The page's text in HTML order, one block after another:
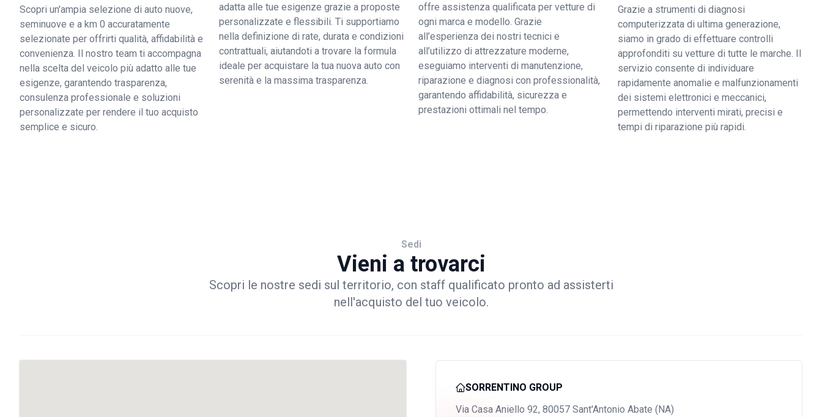
Scopri un'ampia selezione di auto nuove,
seminuove e a km 0 accuratamente
selezionate per offrirti qualità, affidabilità e
convenienza. Il nostro team ti accompagna
nella scelta del veicolo più adatto alle tue
esigenze, garantendo trasparenza,
consulenza professionale e soluzioni
personalizzate per rendere il tuo acquisto
semplice e sicuro.
adatta alle tue esigenze grazie a proposte
personalizzate e flessibili. Ti supportiamo
nella definizione di rate, durata e condizioni
contrattuali, aiutandoti a trovare la formula
ideale per acquistare la tua nuova auto con
serenità e la massima trasparenza.
offre assistenza qualificata per vetture di
ogni marca e modello. Grazie
all’esperienza dei nostri tecnici e
all’utilizzo di attrezzature moderne,
eseguiamo interventi di manutenzione,
riparazione e diagnosi con professionalità,
garantendo affidabilità, sicurezza e
prestazioni ottimali nel tempo.
Grazie a strumenti di diagnosi
computerizzata di ultima generazione,
siamo in grado di effettuare controlli
approfonditi su vetture di tutte le marche. Il
servizio consente di individuare
rapidamente anomalie e malfunzionamenti
dei sistemi elettronici e meccanici,
permettendo interventi mirati, precisi e
tempi di riparazione più rapidi.
Sedi
Vieni a trovarci
Scopri le nostre sedi sul territorio, con staff qualificato pronto ad assisterti
nell'acquisto del tuo veicolo.
SORRENTINO GROUP
Via Casa Aniello 92, 80057 Sant'Antonio Abate (NA)